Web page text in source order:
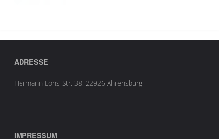
ADRESSE
Hermann-Löns-Str. 38, 22926 Ahrensburg
IMPRESSUM